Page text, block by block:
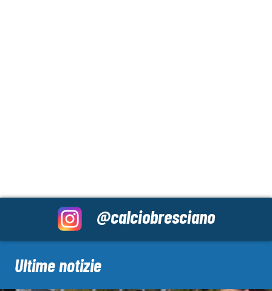
@calciobresciano
Ultime notizie